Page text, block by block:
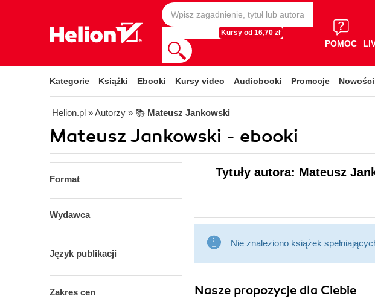
Kursy od 16,70 zł
POMOC
Kategorie Książki Ebooki Kursy video Audiobooki Promocje Nowości
Helion.pl » Autorzy » 📚 Mateusz Jankowski
Mateusz Jankowski - ebooki
Format
Wydawca
Język publikacji
Zakres cen
Tytuły autora: Mateusz
Nie znaleziono książek
Nasze propozycje dla Ciebie